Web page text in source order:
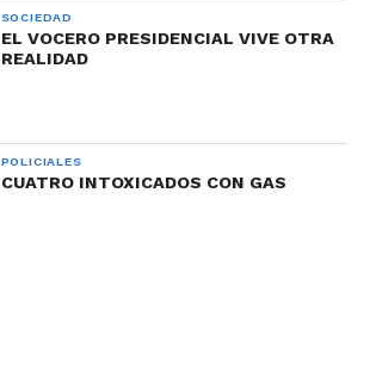
SOCIEDAD
EL VOCERO PRESIDENCIAL VIVE OTRA
REALIDAD
POLICIALES
CUATRO INTOXICADOS CON GAS